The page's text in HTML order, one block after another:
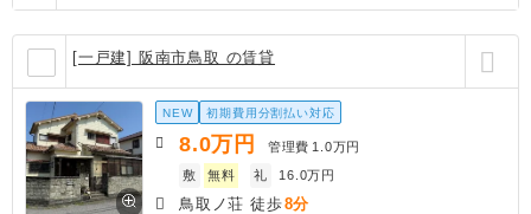
[一戸建] 阪南市鳥取 の賃貸
NEW 初期費用分割払い対応
8.0万円 管理費 1.0万円
敷
無料 礼 16.0万円
鳥取ノ荘 徒歩8分